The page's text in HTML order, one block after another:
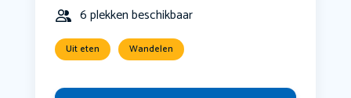
6 plekken beschikbaar
Uit eten Wandelen